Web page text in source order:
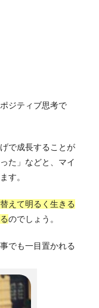
ジティブ思考で
で成長することが
た」などと、マイ
す。
えて明るく生きる
のでしょう。
でも一目置かれる